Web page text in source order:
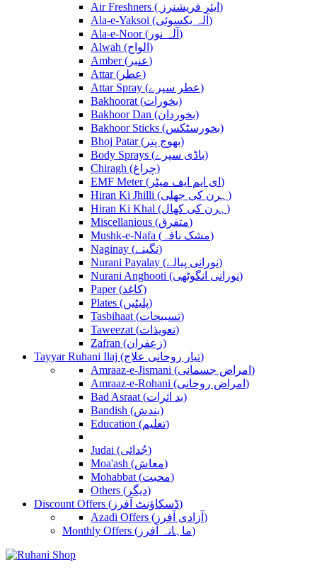
Air Freshners ( ایئر فریشنرز)
Ala-e-Yaksoi (آلہ یکسوئی)
Ala-e-Noor (آلہ نور)
Alwah (الواح)
Amber (عنبر)
Attar (عطر)
Attar Spray (عطر سپرے)
Bakhoorat (بخورات)
Bakhoor Dan (بخوردان)
Bakhoor Sticks (بخورسٹکس)
Bhoj Patar (بھوج پتر)
Body Sprays (باڈی سپرے)
Chiragh (چراغ)
EMF Meter (ای ایم ایف میٹر)
Hiran Ki Jhilli (ہرن کی جھلی)
Hiran Ki Khal (ہرن کی کھال)
Miscellanious (متفرق)
Mushk-e-Nafa (مشک نافہ)
Naginay (نگینے)
Nurani Payalay (نورانی پیالے)
Nurani Anghooti (نورانی انگوٹھی)
Paper (کاغذ)
Plates (پلیٹیں)
Tasbihaat (تسبیحات)
Taweezat (تعویذات)
Zafran (زعفران)
Tayyar Ruhani Ilaj (تیار روحانی علاج)
Amraaz-e-Jismani (امراض جسمانی)
Amraaz-e-Rohani (امراض روحانی)
Bad Asraat (بد اثرات)
Bandish (بندش)
Education (تعلیم)
Judai (جُدائی)
Moa'ash (معاش)
Mohabbat (محبت)
Others (دیگر)
Discount Offers (ڈسکاؤنٹ آفرز)
Azadi Offers (آزادی آفرز)
Monthly Offers (ماہانہ آفرز)